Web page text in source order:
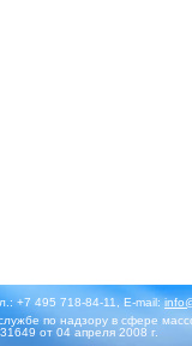
+7 495 718-84-11, E-mail:
по надзору в сфере
от 04 апреля 2008 г.